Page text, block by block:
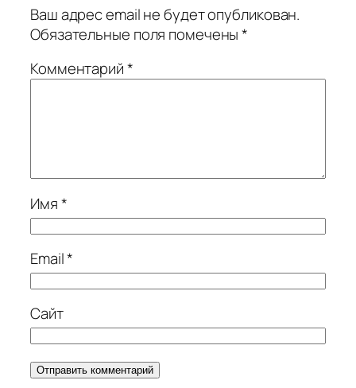
Ваш адрес email не будет опубликован.
Обязательные поля помечены*
Комментарий*
Имя*
Email*
Сайт